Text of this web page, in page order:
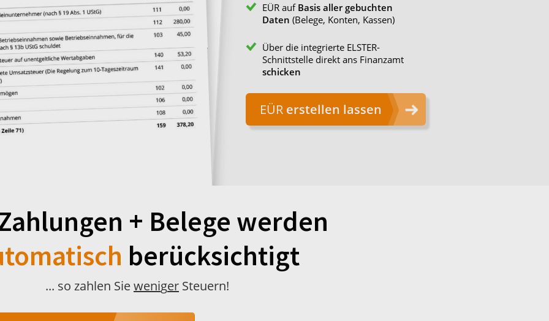
EÜR auf Basis aller gebuchten
Daten (Belege, Konten, Kassen)
Über die integrierte ELSTER-
Schnittstelle direkt ans Finanzamt
schicken
EÜR erstellen lassen
+ Belege werden
berücksichtigt
... so zahlen Sieweniger Steuern!